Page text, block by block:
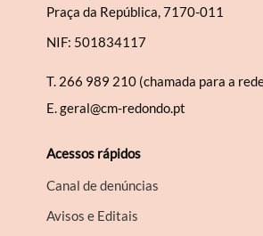
Praça da República, 7170-011
NIF: 501834117
T. 266 989 210 (chamada para a
E.geral@cm-redondo.pt
Acessos rápidos
Canal de denúncias
Avisos e Editais